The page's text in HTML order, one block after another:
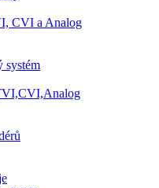
CVI a Analog
systém